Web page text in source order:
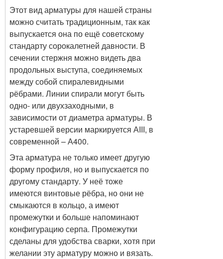
Этот вид арматуры для нашей страны
можно считать традиционным, так как
выпускается она по ещё советскому
стандарту сорокалетней давности. В
сечении стержня можно видеть два
продольных выступа, соединяемых
между собой спиралевидными
рёбрами. Линии спирали могут быть
одно- или двухзаходными, в
зависимости от диаметра арматуры. В
устаревшей версии маркируется АIII, в
современной – А400.
Эта арматура не только имеет другую
форму профиля, но и выпускается по
другому стандарту. У неё тоже
имеются винтовые рёбра, но они не
смыкаются в кольцо, а имеют
промежутки и больше напоминают
конфигурацию серпа. Промежутки
сделаны для удобства сварки, хотя при
желании эту арматуру можно и вязать.